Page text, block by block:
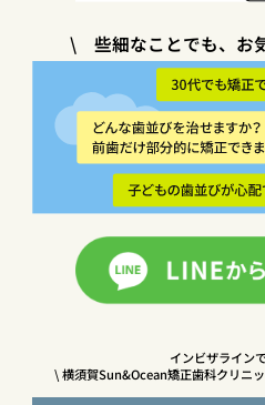
\ 些細なことでも、
インビザライン
\ 横須賀Sun&Ocean矯正歯科クリニ